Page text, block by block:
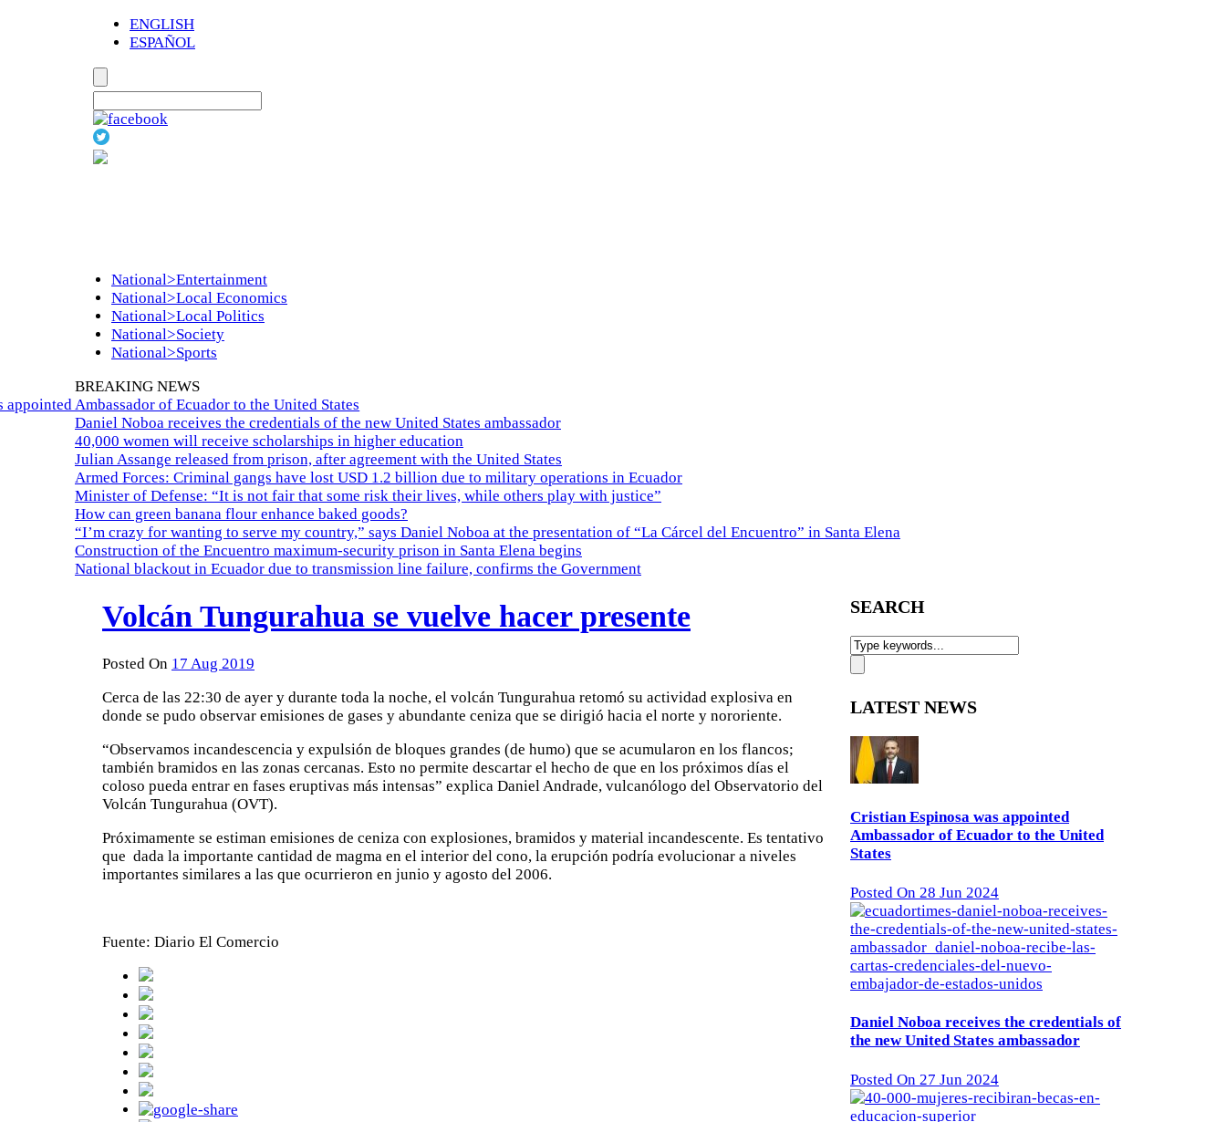
ENGLISH
ESPAÑOL
National>Entertainment
National>Local Economics
National>Local Politics
National>Society
National>Sports
BREAKING NEWS
Ambassador of Ecuador to the United States
Daniel Noboa receives the credentials of the new United States ambassador
40,000 women will receive scholarships in higher education
Julian Assange released from prison, after agreement with the United States
Armed Forces: Criminal gangs have lost USD 1.2 billion due to military operations in Ecuador
Minister of Defense: “It is not fair that some risk their lives, while others play with justice”
How can green banana flour enhance baked goods?
“I’m crazy for wanting to serve my country,” says Daniel Noboa at the presentation of “La Cárcel del Encuentro” in Santa Elena
Construction of the Encuentro maximum-security prison in Santa Elena begins
National blackout in Ecuador due to transmission line failure, confirms the Government
Volcán Tungurahua se vuelve hacer presente
Posted On 17 Aug 2019
Cerca de las 22:30 de ayer y durante toda la noche, el volcán Tungurahua retomó su actividad explosiva en
donde se pudo observar emisiones de gases y abundante ceniza que se dirigió hacia el norte y nororiente.
“Observamos incandescencia y expulsión de bloques grandes (de humo) que se acumularon en los flancos;
también bramidos en las zonas cercanas. Esto no permite descartar el hecho de que en los próximos días el
coloso pueda entrar en fases eruptivas más intensas” explica Daniel Andrade, vulcanólogo del Observatorio del
Volcán Tungurahua (OVT).
Próximamente se estiman emisiones de ceniza con explosiones, bramidos y material incandescente. Es tentativo
que dada la importante cantidad de magma en el interior del cono, la erupción podría evolucionar a niveles
importantes similares a las que ocurrieron en junio y agosto del 2006.
Fuente: Diario El Comercio
SEARCH
LATEST NEWS
Cristian Espinosa was appointed
Ambassador of Ecuador to the United
States
Posted On 28 Jun 2024
Daniel Noboa receives the credentials of
the new United States ambassador
Posted On 27 Jun 2024